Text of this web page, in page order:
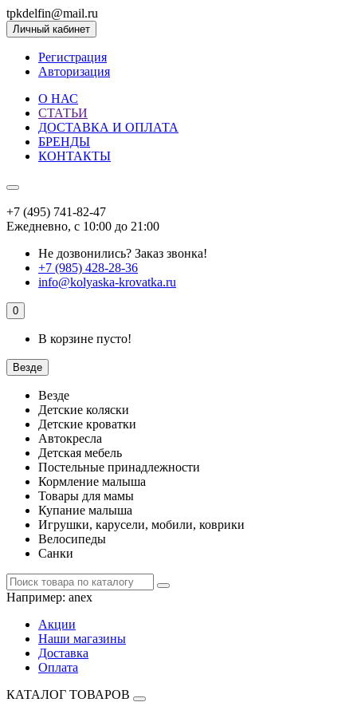
tpkdelfin@mail.ru
Личный кабинет
Регистрация
Авторизация
О НАС
СТАТЬИ
ДОСТАВКА И ОПЛАТА
БРЕНДЫ
КОНТАКТЫ
+7 (495) 741-82-47
Ежедневно, с 10:00 до 21:00
Не дозвонились? Заказ звонка!
+7 (985) 428-28-36
info@kolyaska-krovatka.ru
0
В корзине пусто!
Везде
Везде
Детские коляски
Детские кроватки
Автокресла
Детская мебель
Постельные принадлежности
Кормление малыша
Товары для мамы
Купание малыша
Игрушки, карусели, мобили, коврики
Велосипеды
Санки
Например: anex
Акции
Наши магазины
Доставка
Оплата
КАТАЛОГ ТОВАРОВ